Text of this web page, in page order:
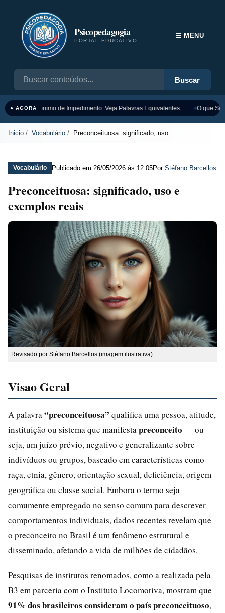
Psicopedagogia
PORTAL EDUCATIVO
Buscar
☰ MENU
● AGORASinônimo de Impedimento: Veja Palavras Equivalentes O que
Inicio Vocabulário Preconceituosa: significado, uso ...
Vocabulário Publicado em 26/05/2026 às 12:05Por Stéfano Barcellos
Preconceituosa: significado, uso e
exemplos reais
Revisado por Stéfano Barcellos (imagem ilustrativa)
Visao Geral
A palavra “preconceituosa” qualifica uma pessoa, atitude,
instituição ou sistema que manifesta preconceito — ou
seja, um juízo prévio, negativo e generalizante sobre
indivíduos ou grupos, baseado em características como
raça, etnia, gênero, orientação sexual, deficiência, origem
geográfica ou classe social. Embora o termo seja
comumente empregado no senso comum para descrever
comportamentos individuais, dados recentes revelam que
o preconceito no Brasil é um fenômeno estrutural e
disseminado, afetando a vida de milhões de cidadãos.
Pesquisas de institutos renomados, como a realizada pela
B3 em parceria com o Instituto Locomotiva, mostram que
91% dos brasileiros consideram o país preconceituoso,